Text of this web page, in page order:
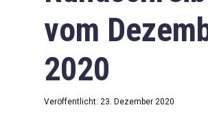
vom
2020
Veröffentlicht: 23. Dezember 2020